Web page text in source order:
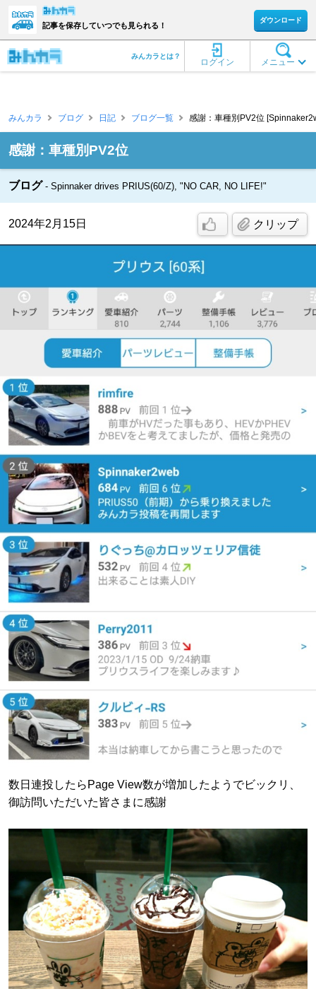
記事を保存していつでも見られる！
ダウンロード
メニュー
ログイン
みんカラとは？
みんカラ ブログ 日記 ブログ一覧 感謝：車種別PV2位
感謝：車種別PV2位
ブログ Spinnaker drives PRIUS(60/Z), "NO CAR, NO LIFE!"
2024年2月15日 クリップ
数日連投したらPage View数が増加したようでビックリ、
御訪問いただいた皆さまに感謝